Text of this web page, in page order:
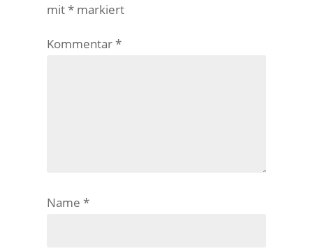
mit* markiert
Kommentar*
Name*